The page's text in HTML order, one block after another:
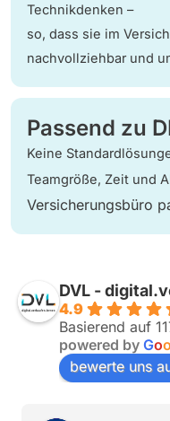
Technikdenken –
so, dass sie im
nachvollziehbar und
Passend zu
Keine
Teamgröße, Zeit und
Versicherungsbüro
DVL -
4.9
Basierend auf
powered by Goo
bewerte uns